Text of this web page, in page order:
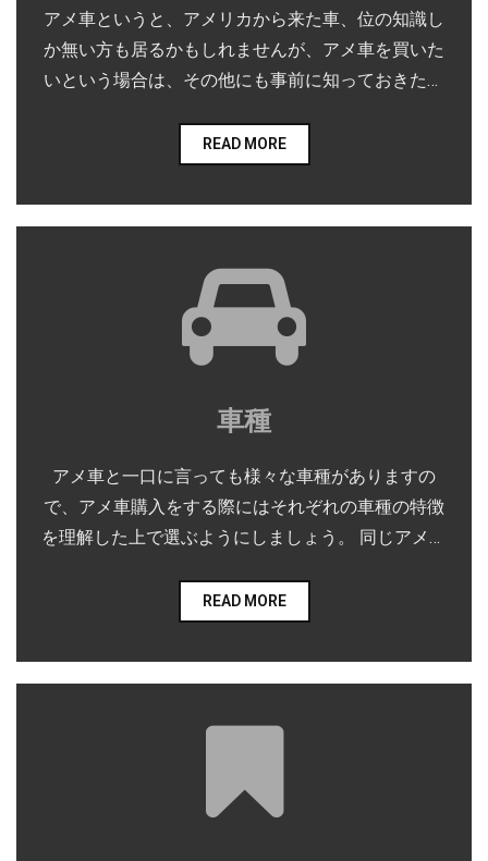
アメ車というと、アメリカから来た車、位の知識し
か無い方も居るかもしれませんが、アメ車を買いた
いという場合は、その他にも事前に知っておきたい
んのこと、アメ車にまつわる雑学、アメ車の歴史に
至るまで、細かい部分まで知識があると、より一層
アメ車を楽しめるでしょう。
READ MORE
車種
アメ車と一口に言っても様々な車種がありますの
で、アメ車購入をする際にはそれぞれの車種の特徴
を理解した上で選ぶようにしましょう。 同じアメ車
ワーに優れているアメ車、各種様々な機能を搭載し
たアメ車まで、幅広く存在します。
READ MORE